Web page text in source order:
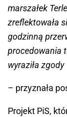
marszałek
zreflektowała
godzinną
procedowania
wyraziła zgody
– przyznała
Projekt PiS,